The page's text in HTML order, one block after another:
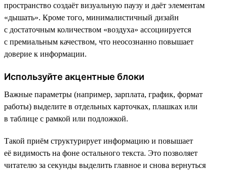
пространство создаёт визуальную паузу и даёт элементам
«дышать». Кроме того, минималистичный дизайн
с достаточным количеством «воздуха» ассоциируется
с премиальным качеством, что неосознанно повышает
доверие к информации.
Используйте акцентные блоки
Важные параметры (например, зарплата, график, формат
работы) выделите в отдельных карточках, плашках или
в таблице с рамкой или подложкой.
Такой приём структурирует информацию и повышает
её видимость на фоне остального текста. Это позволяет
читателю за секунды выделить главное и снова вернуться